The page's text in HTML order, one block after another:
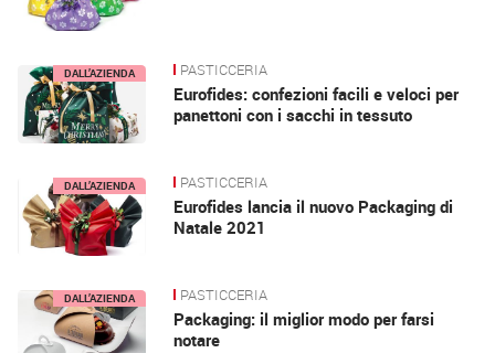
DALL’AZIENDA PASTICCERIA
Eurofides: confezioni facili e veloci per
panettoni con i sacchi in tessuto
DALL’AZIENDA PASTICCERIA
Eurofides lancia il nuovo Packaging di
Natale 2021
DALL’AZIENDA PASTICCERIA
Packaging: il miglior modo per farsi
notare